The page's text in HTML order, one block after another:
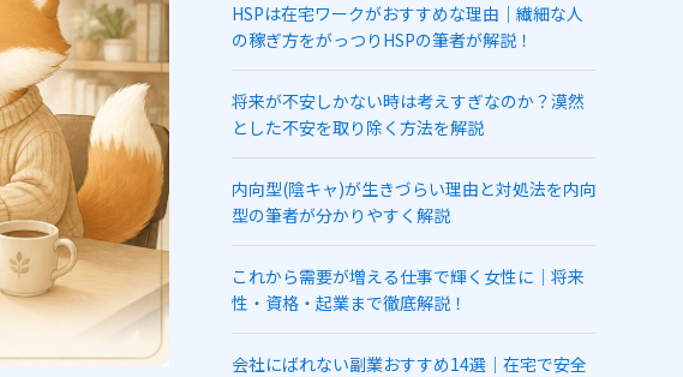
HSPは在宅ワークがおすすめな理由｜繊細な人
の稼ぎ方をがっつりHSPの筆者が解説！
将来が不安しかない時は考えすぎなのか？漠然
とした不安を取り除く方法を解説
内向型(陰キャ)が生きづらい理由と対処法を内向
型の筆者が分かりやすく解説
これから需要が増える仕事で輝く女性に｜将来
性・資格・起業まで徹底解説！
会社にばれない副業おすすめ14選｜在宅で安全